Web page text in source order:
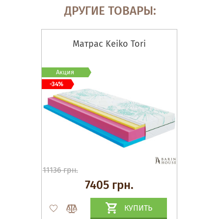
ДРУГИЕ ТОВАРЫ:
Матрас Keiko Tori
11136 грн.
7405 грн.
КУПИТЬ
Акция
-34%